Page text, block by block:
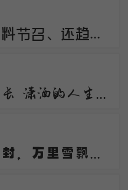
须知。系国安危。料节召、还趋浴凤池。且代工施化，持钧播泽，置盂天下，此外何思。素卷书名，赤松游道，飙驭云軿仙可期。湖山美，有啼猿唳鹤，相望东归。
人生在世苦短且漫长 潇洒的人生谁不倾情羡慕 潇洒 是一道醉人的风景 宛若美丽的音符自然流动 是人生内在气质的飘逸
北国风光，千里冰封，万里雪飘。望长城内外，惟余莽莽；大河上下，顿失滔滔。山舞银蛇，原驰蜡象，欲与天公试比高。